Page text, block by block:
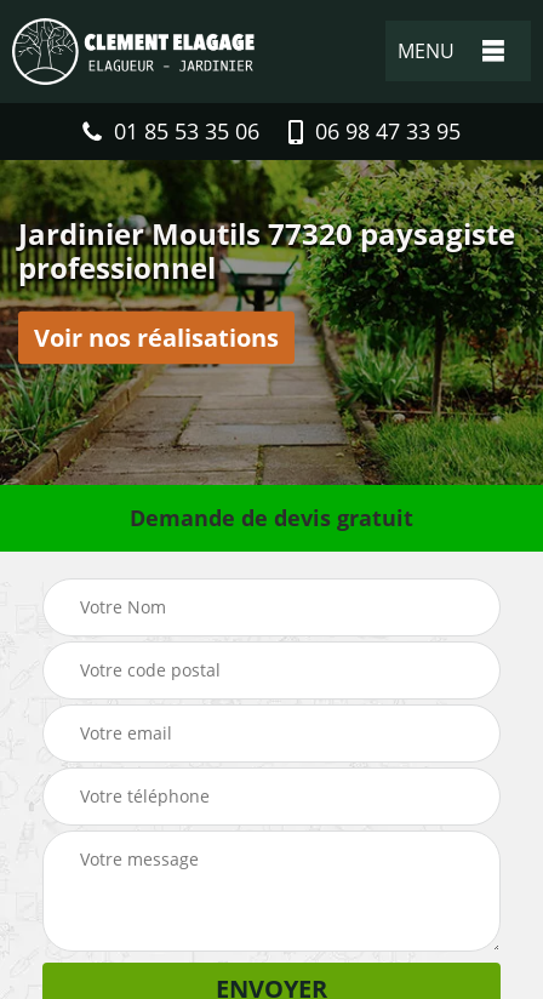
MENU
01 85 53 35 06 06 98 47 33 95
Jardinier Moutils 77320 paysagiste
professionnel
Voir nos réalisations
Demande de devis gratuit